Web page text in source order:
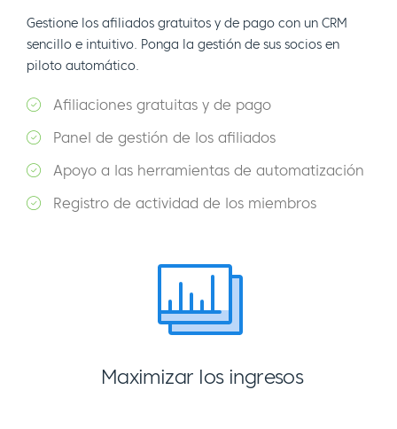
Gestione los afiliados gratuitos y de pago con un CRM
sencillo e intuitivo. Ponga la gestión de sus socios en
piloto automático.
Afiliaciones gratuitas y de pago
Panel de gestión de los afiliados
Apoyo a las herramientas de automatización
Registro de actividad de los miembros
Maximizar los ingresos